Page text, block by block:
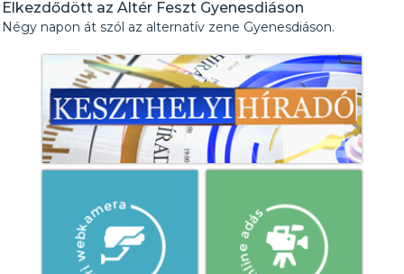
Elkezdődött az Altér Feszt Gyenesdiáson
Négy napon át szól az alternatív zene Gyenesdiáson.